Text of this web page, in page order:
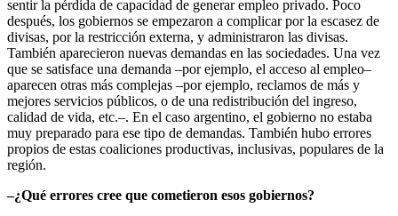
sentir la pérdida de capacidad de generar empleo privado. Poco
después, los gobiernos se empezaron a complicar por la escasez de
divisas, por la restricción externa, y administraron las divisas.
También aparecieron nuevas demandas en las sociedades. Una vez
que se satisface una demanda –por ejemplo, el acceso al empleo–
aparecen otras más complejas –por ejemplo, reclamos de más y
mejores servicios públicos, o de una redistribución del ingreso,
calidad de vida, etc.–. En el caso argentino, el gobierno no estaba
muy preparado para ese tipo de demandas. También hubo errores
propios de estas coaliciones productivas, inclusivas, populares de la
región.
–¿Qué errores cree que cometieron esos gobiernos?